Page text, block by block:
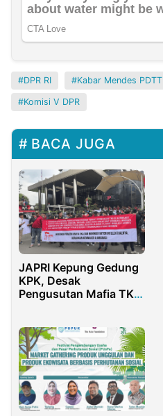
DPR RI Kabar Mendes PDTT
Komisi V DPR
BACA JUGA
JAPRI Kepung Gedung
KPK, Desak
Pengusutan Mafia TKA